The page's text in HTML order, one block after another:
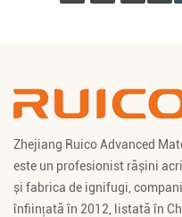
Zhejiang Ruico Advanced
este un profesionist rășini
și fabrica de ignifugi ,
înființată în 2012, listată în